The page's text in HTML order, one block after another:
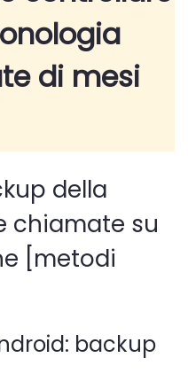
di mesi
della
chiamate su
[metodi
backup